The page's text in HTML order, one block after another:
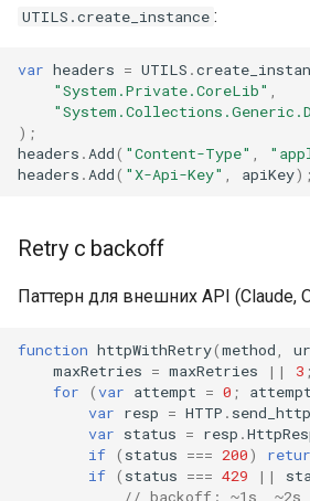
UTILS.create_instance :
var headers = UTILS .
"System.Private.CoreLib"
);
headers . Add( "Content-Type"
headers . Add( "X-Api-Key" apiKey);
Retry с backoff
Паттерн для внешних API (Claude,
function httpWithRetry(method
maxRetries = maxRetries || 3 ;
for
(var attempt = 0 ; attempt
var resp = HTTP .
var status = resp .
if ( status === 200)
if ( status === 429 ||
// backoff: ~1s, ~2s,